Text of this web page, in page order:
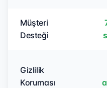
Müşteri
Desteği
Gizlilik
Koruması